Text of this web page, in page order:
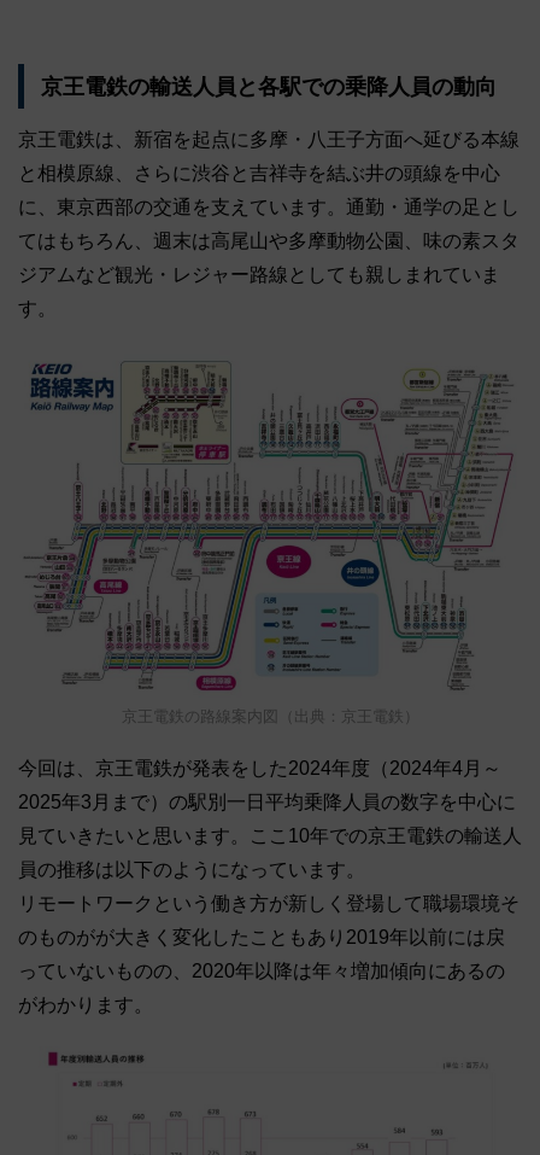
京王電鉄の輸送人員と各駅での乗降人員の動向
京王電鉄は、新宿を起点に多摩・八王子方面へ延びる本線
と相模原線、さらに渋谷と吉祥寺を結ぶ井の頭線を中心
に、東京西部の交通を支えています。通勤・通学の足とし
てはもちろん、週末は高尾山や多摩動物公園、味の素スタ
ジアムなど観光・レジャー路線としても親しまれていま
す。
京王電鉄の路線案内図（出典：京王電鉄）
今回は、京王電鉄が発表をした2024年度（2024年4月～
2025年3月まで）の駅別一日平均乗降人員の数字を中心に
見ていきたいと思います。ここ10年での京王電鉄の輸送人
員の推移は以下のようになっています。
リモートワークという働き方が新しく登場して職場環境そ
のものがが大きく変化したこともあり2019年以前には戻
っていないものの、2020年以降は年々増加傾向にあるの
がわかります。